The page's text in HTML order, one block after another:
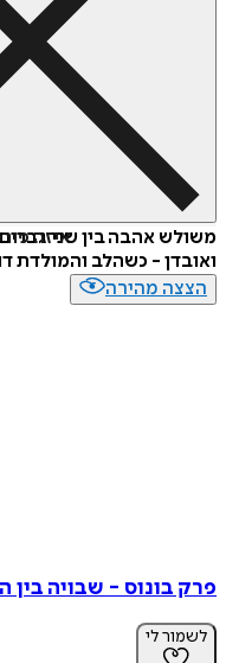
איזה פורמט
אהבה בין שני גברים
- כשהלב והמולדת
מהירה
- שבויה בין
לי